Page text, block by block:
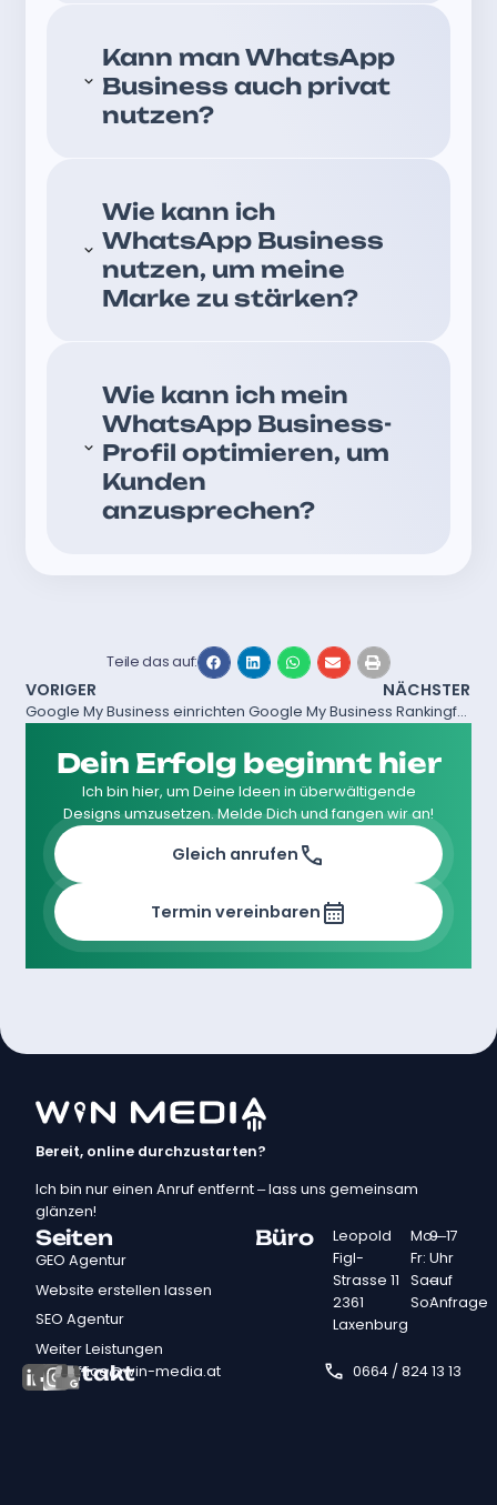
Kann man WhatsApp
Business auch privat
nutzen?
Wie kann ich
WhatsApp Business
nutzen, um meine
Marke zu stärken?
Wie kann ich mein
WhatsApp Business-
Profil optimieren, um
Kunden
anzusprechen?
Teile das auf:
VORIGER
Google My Business einrichten
NÄCHSTER
Google My Business Rankingfaktoren
Dein Erfolg beginnt hier
Ich bin hier, um Deine Ideen in überwältigende
Designs umzusetzen. Melde Dich und fangen wir an!
Termin vereinbaren
Gleich anrufen
Bereit, online durchzustarten?
Ich bin nur einen Anruf entfernt – lass uns gemeinsam
glänzen!
Seiten
GEO Agentur
Website erstellen lassen
SEO Agentur
Weiter Leistungen
Büro
Leopold
Figl-
Strasse 11
2361
Laxenburg
Mo–
Fr:
Sa–
So:
9–17
Uhr
auf
Anfrage
Kontakt
office@win-media.at 0664 / 824 13 13